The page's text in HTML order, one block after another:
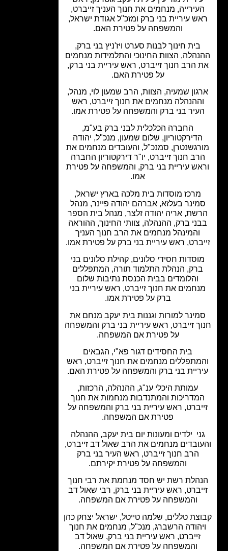
מנחמים את חנוך העניך זייברט,
עיריית בני ברק ומזכ"ל אגודת ישראל,
והמשפחה על פטירת האם.
בית חינוך לבנות סערט ויז'ניץ בני ברק,
הצוות החינוכי והתלמידות מנחמים
הרב חנוך זייברט, ראש עיריית בני ברק,
על פטירת האם.
שמעיה, הצוות, הרב שמעון לוי, מנהל,
מנחמים את חנוך זייברט, ראש
בני ברק והמשפחה על פטירת אמו.
החברה הכלכלית לבני ברק בע"מ,
שלום שמעון, מנכ"ל, יהודה
סמנכ"ל, והעובדים מנחמים את
חנוך זייברט, יו"ר דירקטוריון החברה
עיריית בני ברק, והמשפחה על פטירת
מרכז מוסדות בית מלכה בארץ ישראל,
בעלזא, אברהם יהודה פיינר, מנהל
אריה יהודה זלצר, מנהל בית הספר
ברק, ההנהלה, צוותי החינוך, ההוראה
והמינהל מנחמים את הרב חנוך העניך
ראש עיריית בני ברק על פטירת אמו.
חסידי סלונים, קהילת סלונים בני
הנהלת התלמוד תורה, המתפללים
והלומדים בבית הכנסת נתיבות שלום
את חנוך זייברט, ראש עיריית בני
ברק על פטירת אמו.
למורות וגננות בית יעקב מנחם את
זייברט, ראש עיריית בני ברק והמשפחה
על פטירת אם המשפחה.
בית החסידים דגור פא"י, הגבאים
מנחמים את חנוך זייברט, ראש
בני ברק והמשפחה על פטירת האם.
עמותת היכלי ענ"ג, ההנהלה, הרכזות,
והמתנדבות מנחמות את חנוך
ראש עיריית בני ברק והמשפחה על
פטירת אם המשפחה.
ילדים ומעונות יום בית יעקב, ההנהלה
מנחמים את הרב שאול דב זייברט,
הרב חנוך זייברט, ראש העיר בני ברק
והמשפחה על פטירת יקירתם.
רשת יש חסד מנחמת את רבי חנוך
ראש עיריית בני ברק, רבי שאול דב
והמשפחה על פטירת אם המשפחה.
טללים, שלמה טייטל, ישראל יצחק כהן
הרשברג, מנכ"ל, מנחמים את חנוך
זייברט, ראש עיריית בני ברק, שאול דב
והמשפחה על פטירת אם המשפחה.